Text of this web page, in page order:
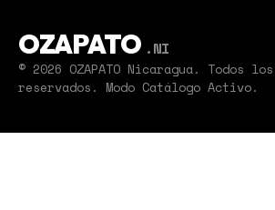
OZAPATO .NI
© 2026 OZAPATO Nicaragua. Todos
reservados. Modo Catálogo Activo.